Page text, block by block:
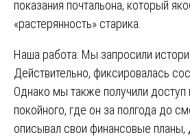
показания почтальона, который
«растерянность» старика.
Наша работа: Мы запросили
Действительно, фиксировалась
Однако мы также получили доступ
покойного, где он за полгода до
описывал свои финансовые планы,